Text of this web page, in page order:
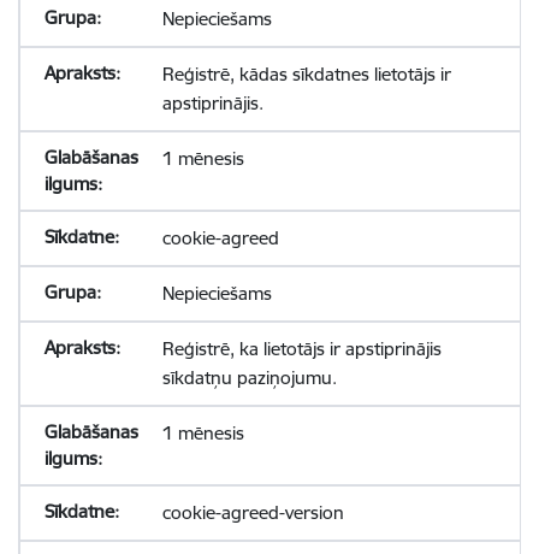
Nepieciešams
Reģistrē, kādas sīkdatnes lietotājs ir
apstiprinājis.
1 mēnesis
cookie-agreed
Nepieciešams
Reģistrē, ka lietotājs ir apstiprinājis
sīkdatņu paziņojumu.
1 mēnesis
cookie-agreed-version